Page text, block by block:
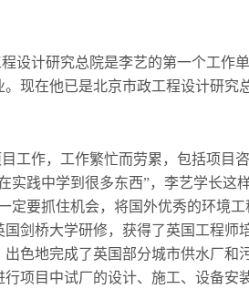
设计研究总院是李艺的第一个工作
现在他已是北京市政工程设计研究
工作，工作繁忙而劳累，包括项目
践中学到很多东西”，李艺学长这
定要抓住机会，将国外优秀的环境
剑桥大学研修，获得了英国工程师
色地完成了英国部分城市供水厂和
项目中试厂的设计、施工、设备安